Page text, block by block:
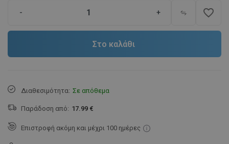
- + favorite_border
Στο καλάθι
Διαθεσιμότητα: Σε απόθεμα
Παράδοση από: 17.99 €
Επιστροφή ακόμη και μέχρι 100 ημέρες